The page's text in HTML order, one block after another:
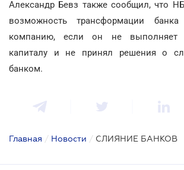
Александр Бевз также сообщил, что
возможность трансформации
компанию, если он не выполняет
капиталу и не принял решения о
банком.
Главная / Новости / СЛИЯНИЕ БАНКОВ